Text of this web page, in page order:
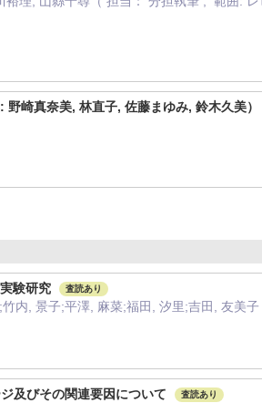
崎真奈美, 林直子, 佐藤まゆみ, 鈴木久美）
験研究 査読あり
内, 景子;平澤, 麻菜;福田, 汐里;吉田, 友美子
及びその関連要因について 査読あり